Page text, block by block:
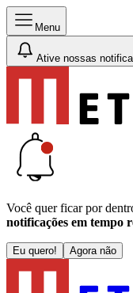
Menu
Ative nossas
Você quer ficar por
notificações em tempo
Eu quero! Agora não